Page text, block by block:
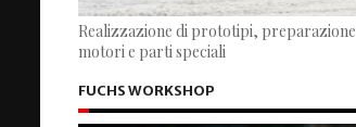
Realizzazione di prototipi, preparazione
motori e parti speciali
FUCHS WORKSHOP